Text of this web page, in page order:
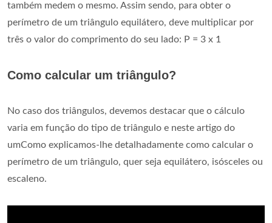
também medem o mesmo. Assim sendo, para obter o
perímetro de um triângulo equilátero, deve multiplicar por
três o valor do comprimento do seu lado: P = 3 x 1
Como calcular um triângulo?
No caso dos triângulos, devemos destacar que o cálculo
varia em função do tipo de triângulo e neste artigo do
umComo explicamos-lhe detalhadamente como calcular o
perímetro de um triângulo, quer seja equilátero, isósceles ou
escaleno.